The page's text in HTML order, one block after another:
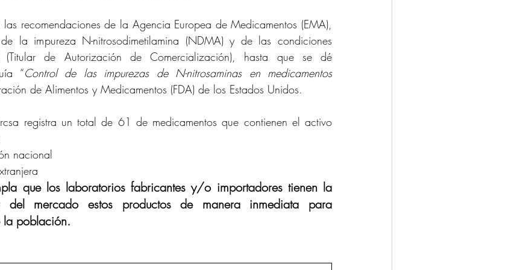
recomendaciones de la Agencia Europea de Medicamentos (EMA),
la impureza N-nitrosodimetilamina (NDMA) y de las condiciones
de Autorización de Comercialización), hasta que se dé
“Control de las impurezas de N-nitrosaminas en medicamentos
de Alimentos y Medicamentos (FDA) de los Estados Unidos.
registra un total de 61 de medicamentos que contienen el activo
nacional
que los laboratorios fabricantes y/o importadores tienen la
mercado estos productos de manera inmediata para
la población.